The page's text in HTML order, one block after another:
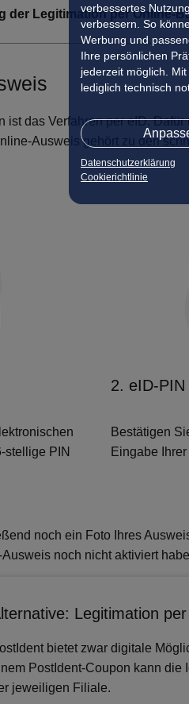
verbessertes
verbessern. So
Werbung und
Ihre persönlichen
jederzeit möglich.
lediglich technisch
Datenschutzerklärung
Cookierichtlinie
der Legitimation per Online-
ist das Verfahren per eID.
Ausweis gehört zu den
stellige PIN
2. eID-PIN
Bestätigen
Eingabe
noch ein Foto Ihres
noch nicht aktiviert
Legitimation
bietet zwar digitale
PostIdent-Coupon kann die
jeweiligen Filiale.